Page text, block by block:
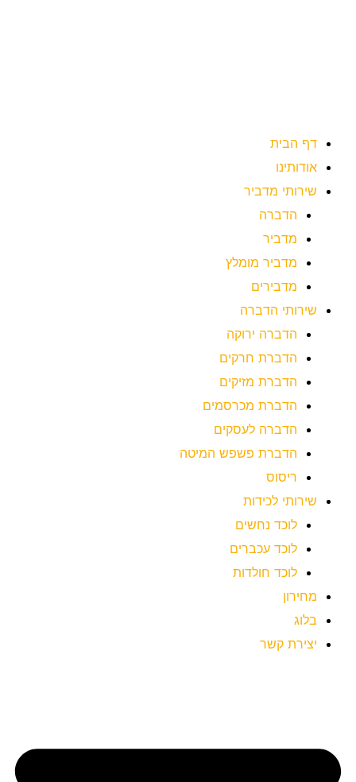
דף הבית
אודותינו
שירותי מדביר
הדברה
מדביר
מדביר מומלץ
מדבירים
שירותי הדברה
הדברה ירוקה
הדברת חרקים
הדברת מזיקים
הדברת מכרסמים
הדברה לעסקים
הדברת פשפש המיטה
ריסוס
שירותי לכידות
לוכד נחשים
לוכד עכברים
לוכד חולדות
מחירון
בלוג
יצירת קשר